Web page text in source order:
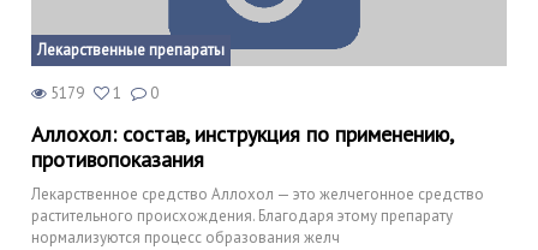
Лекарственные препараты
5179 1 0
Аллохол: состав, инструкция по применению,
противопоказания
Лекарственное средство Аллохол — это желчегонное средство
растительного происхождения. Благодаря этому препарату
нормализуются процесс образования желч